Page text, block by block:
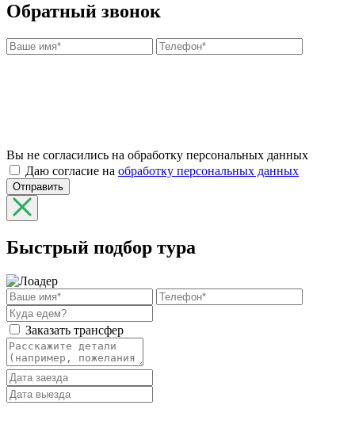
Обратный звонок
Вы не согласились на обработку персональных данных
Даю согласие на обработку персональных данных
Отправить
Быстрый подбор тура
Заказать трансфер